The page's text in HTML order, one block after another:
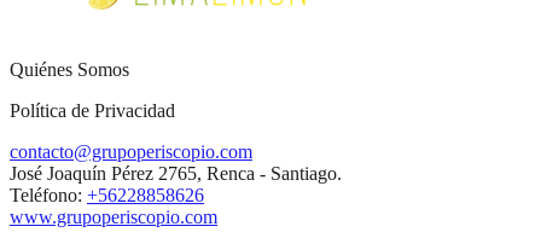
Quiénes Somos
Política de Privacidad
contacto@grupoperiscopio.com
José Joaquín Pérez 2765, Renca - Santiago.
Teléfono: +56228858626
www.grupoperiscopio.com